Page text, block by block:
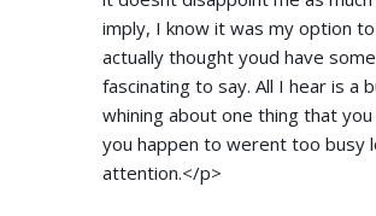
imply, I know it was my option
actually thought youd have
fascinating to say. All I hear is a
whining about one thing that
you happen to werent too busy
attention.</p>